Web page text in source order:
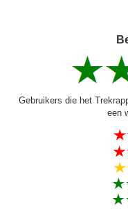
Gebruikers die het
een